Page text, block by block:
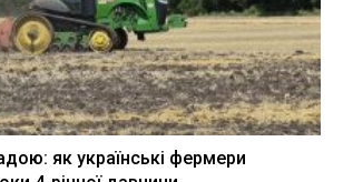
як українські фермери